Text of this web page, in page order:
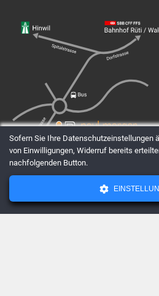
AGBsDatenschutzImpressum
Sofern Sie Ihre Datenschutzeinstellungen
von Einwilligungen, Widerruf bereits
nachfolgenden Button.